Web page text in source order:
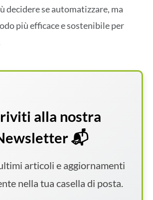
decidere se automatizzare, ma
più efficace e sostenibile per
alla nostra
📬
articoli e aggiornamenti
nella tua casella di posta.